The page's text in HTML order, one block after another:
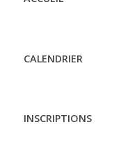
CALENDRIER
INSCRIPTIONS